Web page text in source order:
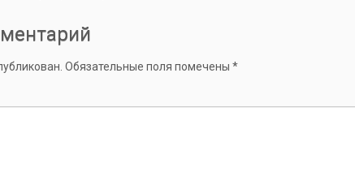
Обязательные поля помечены *